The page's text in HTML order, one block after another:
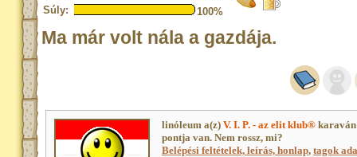
Súly:
100%
Ma már volt nála a gazdája.
linóleum a(z) V. I. P. - az elit klub®
pontja van. Nem rossz, mi?
Belépési feltételek, leírás, honlap, tagok